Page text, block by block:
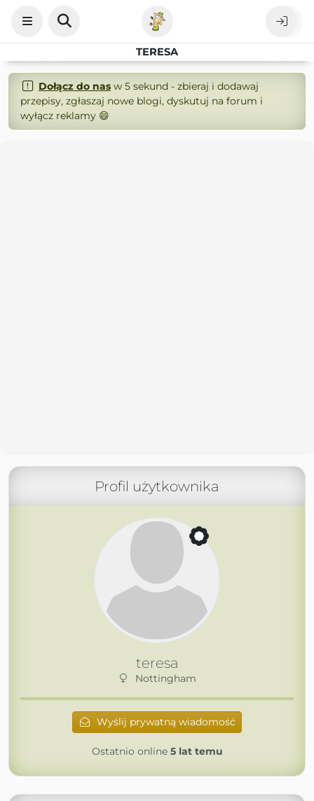
TERESA
Dołącz do nasw 5 sekund - zbieraj i dodawaj
przepisy, zgłaszaj nowe blogi, dyskutuj na forum i
wyłącz reklamy 😄
Profil użytkownika
teresa
Nottingham
Wyślij prywatną wiadomość
Ostatnio online 5 lat temu